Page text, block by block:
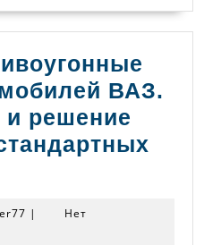
ВАЗ.
и решение
Voyager77
|
Нет